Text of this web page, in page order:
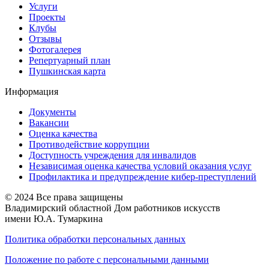
Услуги
Проекты
Клубы
Отзывы
Фотогалерея
Репертуарный план
Пушкинская карта
Информация
Документы
Вакансии
Оценка качества
Противодействие коррупции
Доступность учреждения для инвалидов
Независимая оценка качества условий оказания услуг
Профилактика и предупреждение кибер-преступлений
© 2024 Все права защищены
Владимирский областной Дом работников искусств
имени Ю.А. Тумаркина
Политика обработки персональных данных
Положение по работе с персональными данными